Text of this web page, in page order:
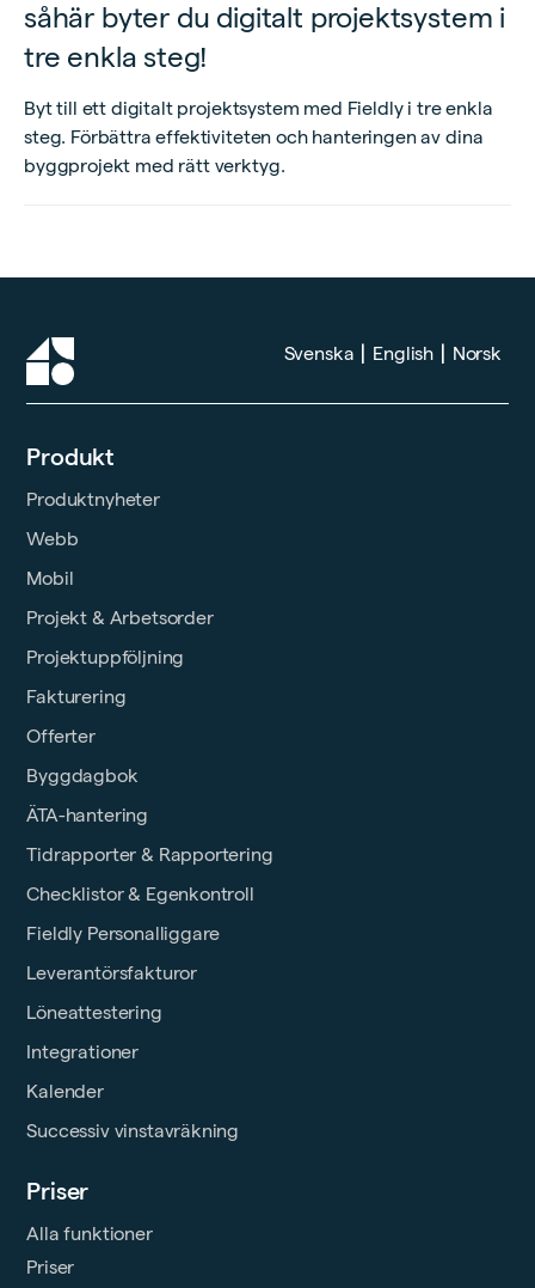
såhär byter du digitalt projektsystem i
tre enkla steg!
Byt till ett digitalt projektsystem med Fieldly i tre enkla
steg. Förbättra effektiviteten och hanteringen av dina
byggprojekt med rätt verktyg.
Svenska | English | Norsk
Produkt
Produktnyheter
Webb
Mobil
Projekt & Arbetsorder
Projektuppföljning
Fakturering
Offerter
Byggdagbok
ÄTA-hantering
Tidrapporter & Rapportering
Checklistor & Egenkontroll
Fieldly Personalliggare
Leverantörsfakturor
Löneattestering
Integrationer
Kalender
Successiv vinstavräkning
Priser
Alla funktioner
Priser